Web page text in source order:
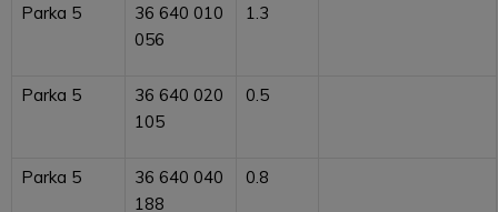
Parka 5
36 640 010
056
1.3
Parka 5
36 640 020
105
0.5
Parka 5
36 640 040
188
0.8